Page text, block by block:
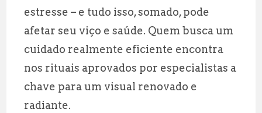
estresse – e tudo isso, somado, pode
afetar seu viço e saúde. Quem busca um
cuidado realmente eficiente encontra
nos rituais aprovados por especialistas a
chave para um visual renovado e
radiante.